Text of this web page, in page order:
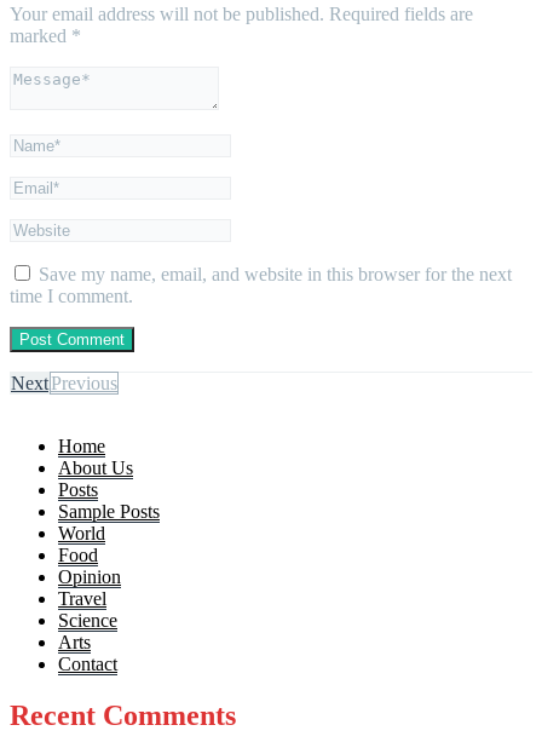
Your email address will not be published. Required fields are
marked *
Save my name, email, and website in this browser for the next
time I comment.
NextPrevious
Home
About Us
Posts
Sample Posts
World
Food
Opinion
Travel
Science
Arts
Contact
Recent Comments